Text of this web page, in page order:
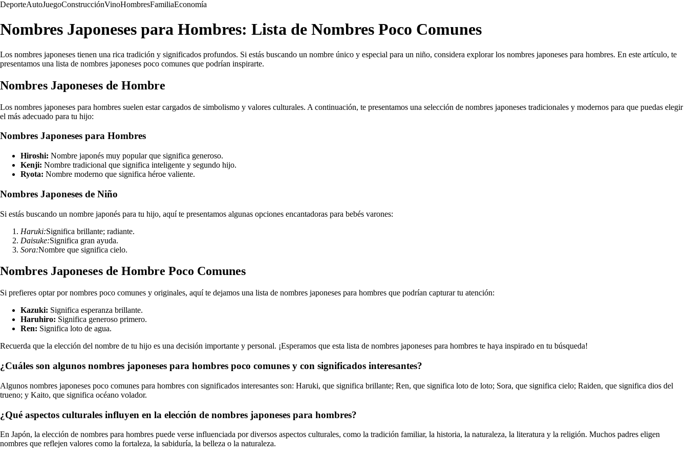
DeporteAutoJuegoConstrucciónVinoHombresFamiliaEconomía
Nombres Japoneses para Hombres: Lista de Nombres Poco Comunes
Los nombres japoneses tienen una rica tradición y significados profundos. Si estás buscando un nombre único y especial para un niño, considera explorar los nombres japoneses para hombres. En este artículo, te
presentamos una lista de nombres japoneses poco comunes que podrían inspirarte.
Nombres Japoneses de Hombre
Los nombres japoneses para hombres suelen estar cargados de simbolismo y valores culturales. A continuación, te presentamos una selección de nombres japoneses tradicionales y modernos para que puedas elegir
el más adecuado para tu hijo:
Nombres Japoneses para Hombres
Hiroshi: Nombre japonés muy popular que significa generoso.
Kenji: Nombre tradicional que significa inteligente y segundo hijo.
Ryota: Nombre moderno que significa héroe valiente.
Nombres Japoneses de Niño
Si estás buscando un nombre japonés para tu hijo, aquí te presentamos algunas opciones encantadoras para bebés varones:
Haruki:Significa brillante; radiante.
Daisuke:Significa gran ayuda.
Sora:Nombre que significa cielo.
Nombres Japoneses de Hombre Poco Comunes
Si prefieres optar por nombres poco comunes y originales, aquí te dejamos una lista de nombres japoneses para hombres que podrían capturar tu atención:
Kazuki: Significa esperanza brillante.
Haruhiro: Significa generoso primero.
Ren: Significa loto de agua.
Recuerda que la elección del nombre de tu hijo es una decisión importante y personal. ¡Esperamos que esta lista de nombres japoneses para hombres te haya inspirado en tu búsqueda!
¿Cuáles son algunos nombres japoneses para hombres poco comunes y con significados interesantes?
Algunos nombres japoneses poco comunes para hombres con significados interesantes son: Haruki, que significa brillante; Ren, que significa loto de loto; Sora, que significa cielo; Raiden, que significa dios del
trueno; y Kaito, que significa océano volador.
¿Qué aspectos culturales influyen en la elección de nombres japoneses para hombres?
En Japón, la elección de nombres para hombres puede verse influenciada por diversos aspectos culturales, como la tradición familiar, la historia, la naturaleza, la literatura y la religión. Muchos padres eligen
nombres que reflejen valores como la fortaleza, la sabiduría, la belleza o la naturaleza.